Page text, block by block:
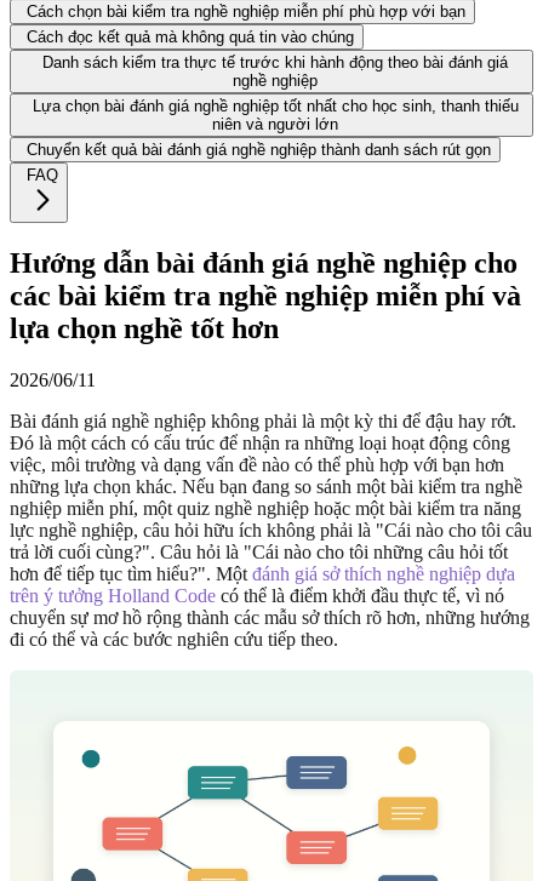
Cách chọn bài kiểm tra nghề nghiệp miễn phí phù hợp với bạn
Cách đọc kết quả mà không quá tin vào chúng
Danh sách kiểm tra thực tế trước khi hành động theo bài đánh giá
nghề nghiệp
Lựa chọn bài đánh giá nghề nghiệp tốt nhất cho học sinh, thanh thiếu
niên và người lớn
Chuyển kết quả bài đánh giá nghề nghiệp thành danh sách rút gọn
FAQ
Hướng dẫn bài đánh giá nghề nghiệp cho
các bài kiểm tra nghề nghiệp miễn phí và
lựa chọn nghề tốt hơn
2026/06/11
Bài đánh giá nghề nghiệp không phải là một kỳ thi để đậu hay rớt.
Đó là một cách có cấu trúc để nhận ra những loại hoạt động công
việc, môi trường và dạng vấn đề nào có thể phù hợp với bạn hơn
những lựa chọn khác. Nếu bạn đang so sánh một bài kiểm tra nghề
nghiệp miễn phí, một quiz nghề nghiệp hoặc một bài kiểm tra năng
lực nghề nghiệp, câu hỏi hữu ích không phải là "Cái nào cho tôi câu
trả lời cuối cùng?". Câu hỏi là "Cái nào cho tôi những câu hỏi tốt
hơn để tiếp tục tìm hiểu?". Một đánh giá sở thích nghề nghiệp dựa
trên ý tưởng Holland Code có thể là điểm khởi đầu thực tế, vì nó
chuyển sự mơ hồ rộng thành các mẫu sở thích rõ hơn, những hướng
đi có thể và các bước nghiên cứu tiếp theo.